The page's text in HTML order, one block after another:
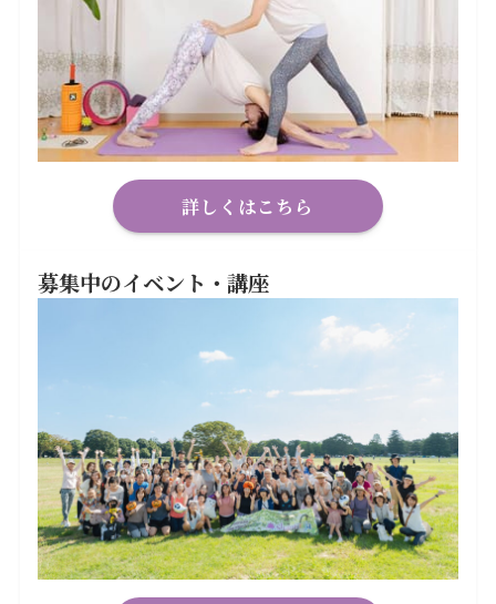
詳しくはこちら
募集中のイベント・講座